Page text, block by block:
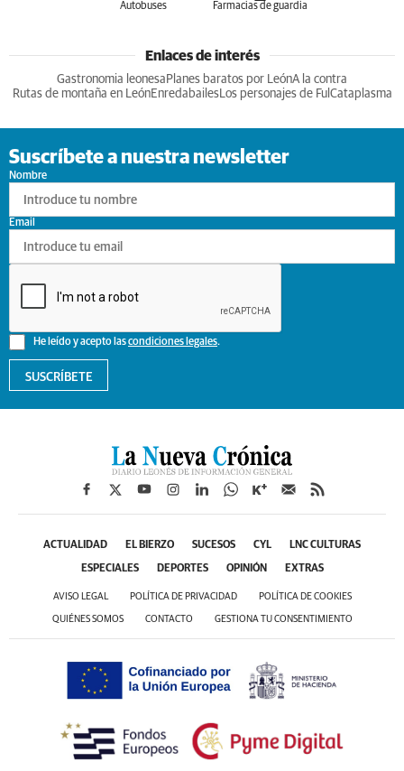
Autobuses Farmacias de guardia
Enlaces de interés
Gastronomia leonesa Planes baratos por LeónA la contra
Rutas de montaña en LeónEnredabailesLos personajes de Ful Cataplasma
Suscríbete a nuestra newsletter
Nombre
He leído y acepto lascondiciones legales.
Email
SUSCRÍBETE
ACTUALIDAD EL BIERZO SUCESOS CYL LNC CULTURAS
ESPECIALES DEPORTES OPINIÓN EXTRAS
AVISO LEGAL POLÍTICA DE PRIVACIDAD POLÍTICA DE COOKIES
QUIÉNES SOMOS CONTACTO GESTIONA TU CONSENTIMIENTO